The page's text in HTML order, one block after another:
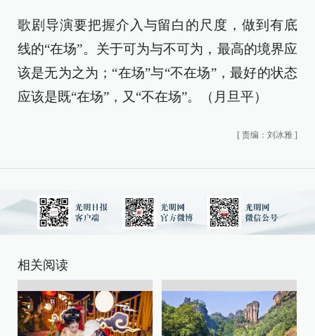
歌剧导演要把握介入与留白的尺度，做到有底
线的“在场”。关于可为与不可为，最高的境界应
该是无为之为；“在场”与“不在场”，最好的状态
应该是既“在场”，又“不在场”。（月旦平）
[ 责编：刘冰雅 ]
相关阅读